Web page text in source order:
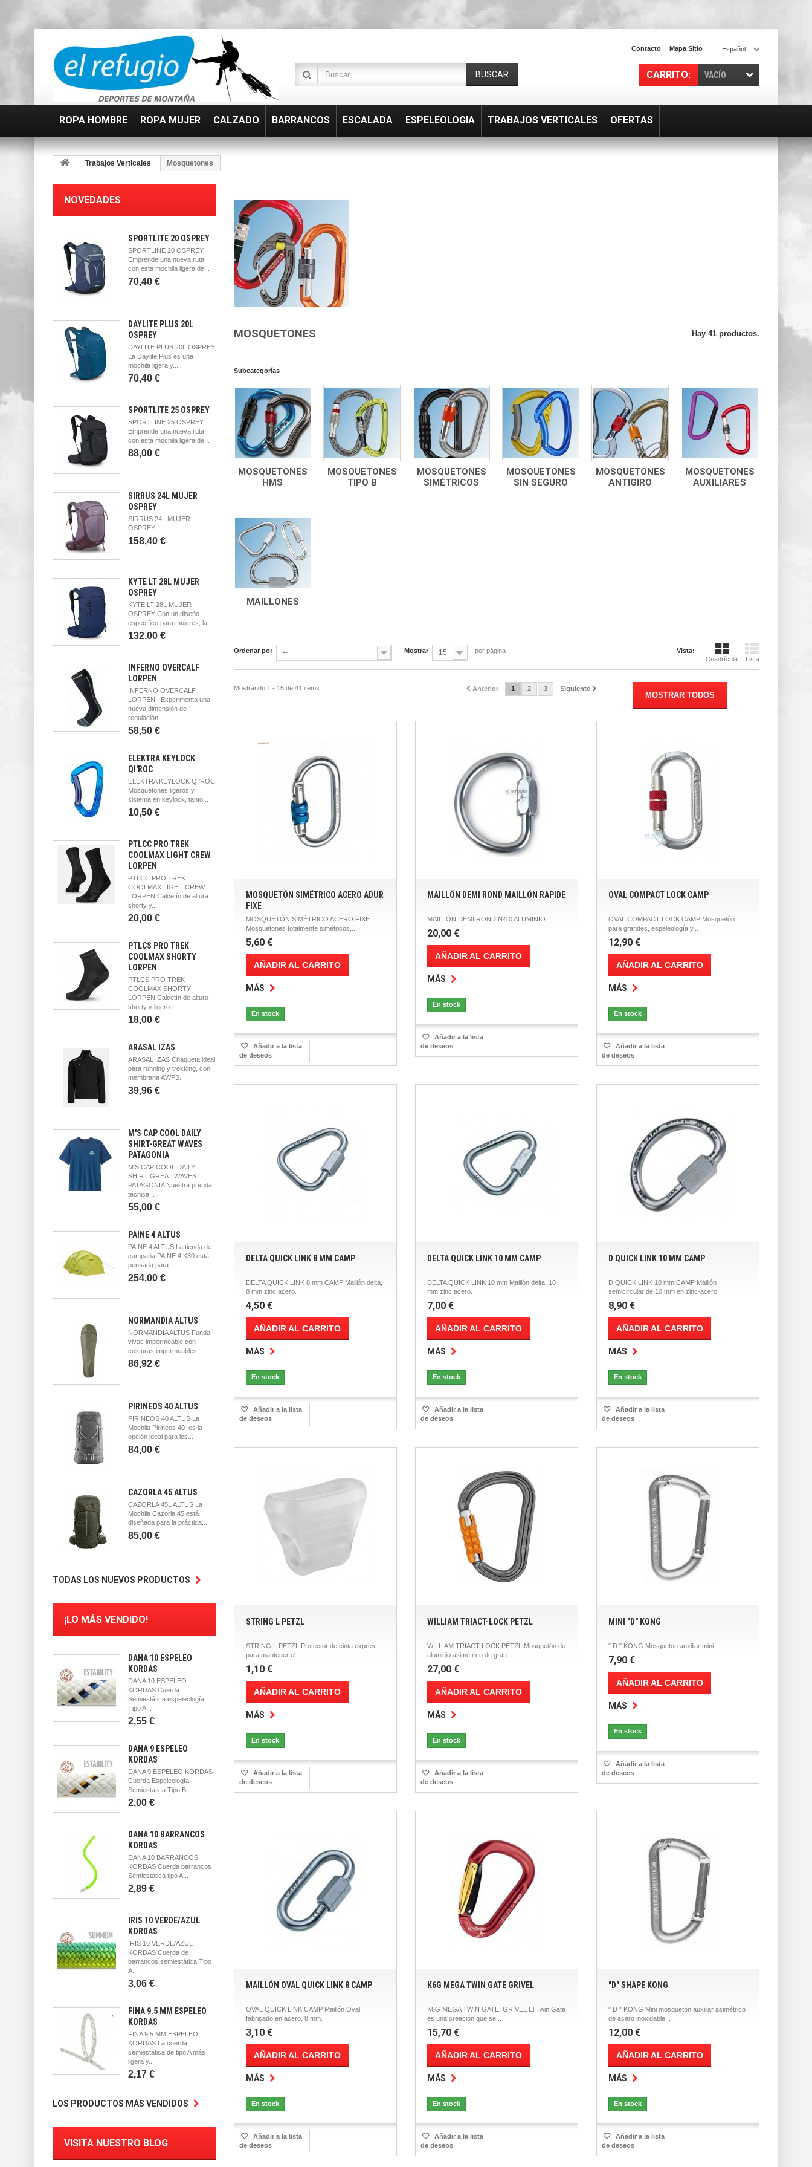
Español
Contacto Mapa Sitio
CARRITO: VACÍO
BUSCAR
ROPA HOMBRE ROPA MUJER CALZADO BARRANCOS ESCALADA ESPELEOLOGIA TRABAJOS VERTICALES OFERTAS
Trabajos Verticales Mosquetones
NOVEDADES
SPORTLITE 20 OSPREY
SPORTLINE 20 OSPREY
Emprende una nueva ruta
con esta mochila ligera de...
70,40 €
DAYLITE PLUS 20L
OSPREY
DAYLITE PLUS 20L OSPREY
La Daylite Plus es una
mochila ligera y...
70,40 €
SPORTLITE 25 OSPREY
SPORTLINE 25 OSPREY
Emprende una nueva ruta
con esta mochila ligera de...
88,00 €
SIRRUS 24L MUJER
OSPREY
SIRRUS 24L MUJER
OSPREY
158,40 €
KYTE LT 28L MUJER
OSPREY
KYTE LT 28L MUJER
OSPREY Con un diseño
específico para mujeres, la...
132,00 €
INFERNO OVERCALF
LORPEN
INFERNO OVERCALF
LORPEN Experimenta una
nueva dimensión de
regulación...
58,50 €
ELEKTRA KEYLOCK
QI'ROC
ELEKTRA KEYLOCK QI'ROC
Mosquetones ligeros y
sistema en keylock, tanto...
10,50 €
PTLCC PRO TREK
COOLMAX LIGHT CREW
LORPEN
PTLCC PRO TREK
COOLMAX LIGHT CREW
LORPEN Calcetín de altura
shorty y...
20,00 €
PTLCS PRO TREK
COOLMAX SHORTY
LORPEN
PTLCS PRO TREK
COOLMAX SHORTY
LORPEN Calcetín de altura
shorty y ligero...
18,00 €
ARASAL IZAS
ARASAL IZAS Chaqueta ideal
para running y trekking, con
membrana AWPS...
39,96 €
M'S CAP COOL DAILY
SHIRT-GREAT WAVES
PATAGONIA
M'S CAP COOL DAILY
SHIRT GREAT WAVES
PATAGONIA Nuestra prenda
técnica...
55,00 €
PAINE 4 ALTUS
PAINE 4 ALTUS La tienda de
campaña PAINE 4 K30 está
pensada para...
254,00 €
NORMANDIA ALTUS
NORMANDIA ALTUS Funda
vivac impermeable con
costuras impermeables....
86,92 €
PIRINEOS 40 ALTUS
PIRINEOS 40 ALTUS La
Mochila Pirineos 40 es la
opción ideal para los...
84,00 €
CAZORLA 45 ALTUS
CAZORLA 45L ALTUS La
Mochila Cazorla 45 está
diseñada para la práctica...
85,00 €
TODAS LOS NUEVOS PRODUCTOS
¡LO MÁS VENDIDO!
DANA 10 ESPELEO
KORDAS
DANA 10 ESPELEO
KORDAS Cuerda
Semiestática espeleología
Tipo A...
2,55 €
DANA 9 ESPELEO
KORDAS
DANA 9 ESPELEO KORDAS
Cuerda Espeleología
Semiestática Tipo B...
2,00 €
DANA 10 BARRANCOS
KORDAS
DANA 10 BARRANCOS
KORDAS Cuerda barrancos
Semiestática tipo A...
2,89 €
IRIS 10 VERDE/AZUL
KORDAS
IRIS 10 VERDE/AZUL
KORDAS Cuerda de
barrancos semiestática Tipo
A...
3,06 €
FINA 9.5 MM ESPELEO
KORDAS
FINA 9.5 MM ESPELEO
KORDAS La cuerda
semiestática de tipo A más
ligera y...
2,17 €
LOS PRODUCTOS MÁS VENDIDOS
VISITA NUESTRO BLOG
MOSQUETONES Hay 41 productos.
Subcategorías
MOSQUETONES
HMS
MOSQUETONES
TIPO B
MOSQUETONES
SIMÉTRICOS
MOSQUETONES
SIN SEGURO
MOSQUETONES
ANTIGIRO
MOSQUETONES
AUXILIARES
MAILLONES
Vista:
Cuadrícula
Lista
Ordenar por -- Mostrar 15 por página
MOSTRAR TODOS
Anterior 1 2 3 Siguiente
Mostrando 1 - 15 de 41 items
MOSQUETÓN SIMÉTRICO ACERO ADUR
FIXE
MOSQUETÓN SIMÉTRICO ACERO FIXE
Mosquetones totalmente simétricos,...
5,60 €
AÑADIR AL CARRITO
MÁS
En stock
Añadir a la lista
de deseos
MAILLÓN DEMI ROND MAILLÓN RAPIDE
MAILLÓN DEMI ROND Nº10 ALUMINIO
20,00 €
AÑADIR AL CARRITO
MÁS
En stock
Añadir a la lista
de deseos
OVAL COMPACT LOCK CAMP
OVAL COMPACT LOCK CAMP Mosquetón
para grandes, espeleología y...
12,90 €
AÑADIR AL CARRITO
MÁS
En stock
Añadir a la lista
de deseos
DELTA QUICK LINK 8 MM CAMP
DELTA QUICK LINK 8 mm CAMP Maillón delta,
8 mm zinc acero.
4,50 €
AÑADIR AL CARRITO
MÁS
En stock
Añadir a la lista
de deseos
DELTA QUICK LINK 10 MM CAMP
DELTA QUICK LINK 10 mm Maillón delta, 10
mm zinc acero.
7,00 €
AÑADIR AL CARRITO
MÁS
En stock
Añadir a la lista
de deseos
D QUICK LINK 10 MM CAMP
D QUICK LINK 10 mm CAMP Maillón
semicircular de 10 mm en zinc-acero.
8,90 €
AÑADIR AL CARRITO
MÁS
En stock
Añadir a la lista
de deseos
STRING L PETZL
STRING L PETZL Protector de cinta exprés
para mantener el...
1,10 €
AÑADIR AL CARRITO
MÁS
En stock
Añadir a la lista
de deseos
WILLIAM TRIACT-LOCK PETZL
WILLIAM TRIACT-LOCK PETZL Mosquetón de
aluminio asimétrico de gran...
27,00 €
AÑADIR AL CARRITO
MÁS
En stock
Añadir a la lista
de deseos
MINI "D" KONG
" D " KONG Mosquetón auxiliar mini.
7,90 €
AÑADIR AL CARRITO
MÁS
En stock
Añadir a la lista
de deseos
MAILLÓN OVAL QUICK LINK 8 CAMP
OVAL QUICK LINK CAMP Maillón Oval
fabricado en acero. 8 mm.
3,10 €
AÑADIR AL CARRITO
MÁS
En stock
Añadir a la lista
de deseos
K6G MEGA TWIN GATE GRIVEL
K6G MEGA TWIN GATE. GRIVEL El Twin Gate
es una creación que se...
15,70 €
AÑADIR AL CARRITO
MÁS
En stock
Añadir a la lista
de deseos
"D" SHAPE KONG
" D " KONG Mini mosquetón auxiliar asimétrico
de acero inoxidable...
12,00 €
AÑADIR AL CARRITO
MÁS
En stock
Añadir a la lista
de deseos